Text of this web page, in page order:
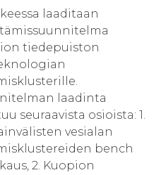
laaditaan
tiedepuiston
laadinta
seuraavista osioista: 1.
vesialan
bench
2. Kuopion